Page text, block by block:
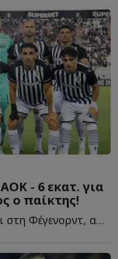
- 6 εκατ. για
ο παίκτης!
O Κάσπερ Τένγκστεντ ανήκει στη Φέγενορντ, αλλά είναι υ...